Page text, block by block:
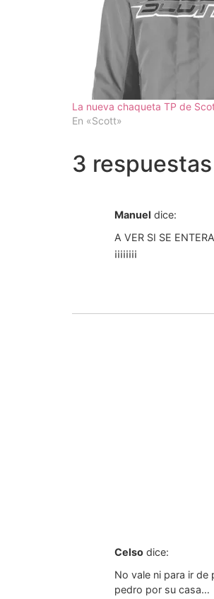
La nueva chaqueta TP de
En «Scott»
3 respuestas
Manuel dice:
A VER SI SE
¡¡¡¡¡¡¡¡
Celso dice:
No vale ni para ir
pedro por su casa…